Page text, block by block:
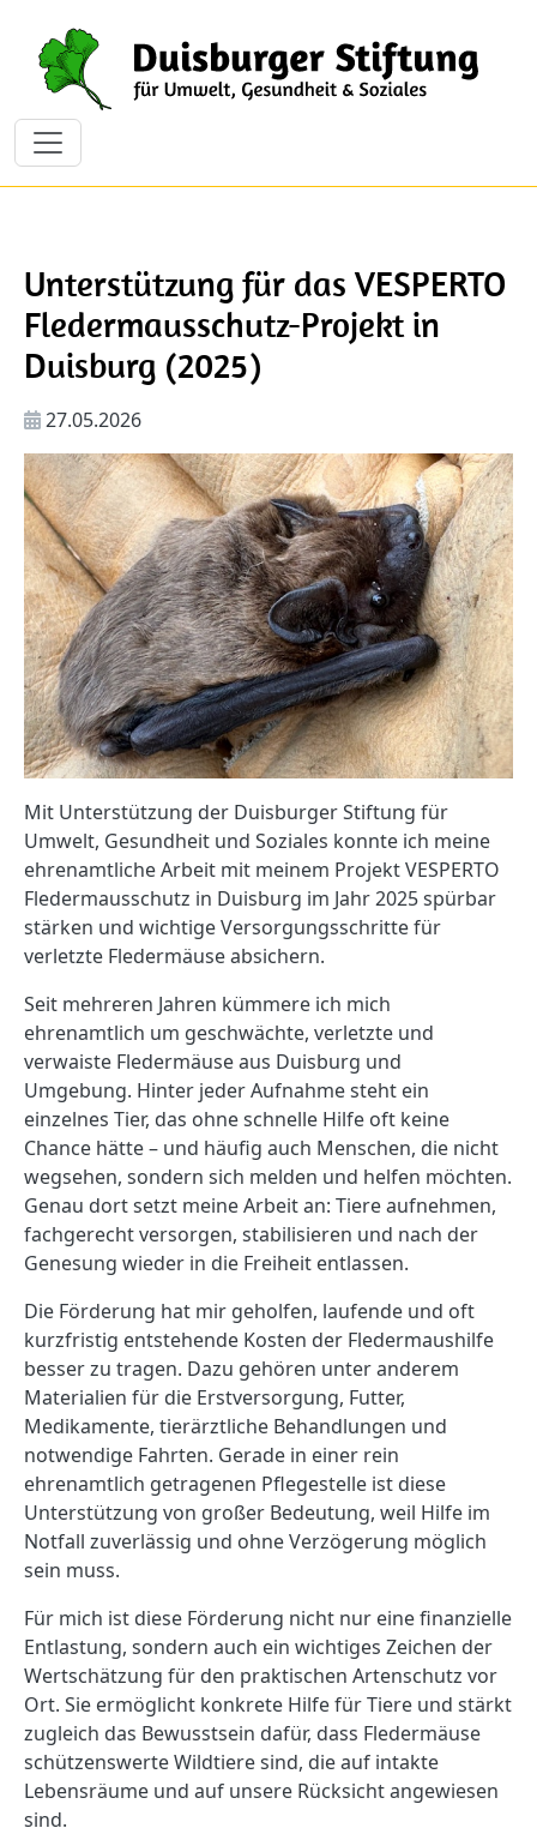
Direkt zum Inhalt
Unterstützung für das VESPERTO
Fledermausschutz-Projekt in
Duisburg (2025)
27.05.2026
Mit Unterstützung der Duisburger Stiftung für
Umwelt, Gesundheit und Soziales konnte ich meine
ehrenamtliche Arbeit mit meinem Projekt VESPERTO
Fledermausschutz in Duisburg im Jahr 2025 spürbar
stärken und wichtige Versorgungsschritte für
verletzte Fledermäuse absichern.
Seit mehreren Jahren kümmere ich mich
ehrenamtlich um geschwächte, verletzte und
verwaiste Fledermäuse aus Duisburg und
Umgebung. Hinter jeder Aufnahme steht ein
einzelnes Tier, das ohne schnelle Hilfe oft keine
Chance hätte – und häufig auch Menschen, die nicht
wegsehen, sondern sich melden und helfen möchten.
Genau dort setzt meine Arbeit an: Tiere aufnehmen,
fachgerecht versorgen, stabilisieren und nach der
Genesung wieder in die Freiheit entlassen.
Die Förderung hat mir geholfen, laufende und oft
kurzfristig entstehende Kosten der Fledermaushilfe
besser zu tragen. Dazu gehören unter anderem
Materialien für die Erstversorgung, Futter,
Medikamente, tierärztliche Behandlungen und
notwendige Fahrten. Gerade in einer rein
ehrenamtlich getragenen Pflegestelle ist diese
Unterstützung von großer Bedeutung, weil Hilfe im
Notfall zuverlässig und ohne Verzögerung möglich
sein muss.
Für mich ist diese Förderung nicht nur eine finanzielle
Entlastung, sondern auch ein wichtiges Zeichen der
Wertschätzung für den praktischen Artenschutz vor
Ort. Sie ermöglicht konkrete Hilfe für Tiere und stärkt
zugleich das Bewusstsein dafür, dass Fledermäuse
schützenswerte Wildtiere sind, die auf intakte
Lebensräume und auf unsere Rücksicht angewiesen
sind.